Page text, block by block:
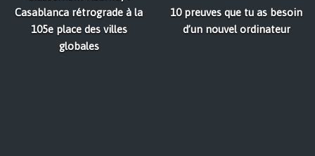
Casablanca rétrograde à la
105e place des villes
globales
10 preuves que tu as besoin
d’un nouvel ordinateur